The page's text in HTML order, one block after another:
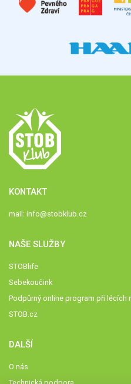
KONTAKT
mail: info@stobklub.cz
NAŠE SLUŽBY
STOBlife
Sebekoučink
Podpůrný online program při lécích
STOB.cz
DALŠÍ
O nás